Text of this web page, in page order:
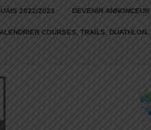
2022/2023 DEVENIR ANNONCEUR
COURSES, TRAILS, DUATHLON…